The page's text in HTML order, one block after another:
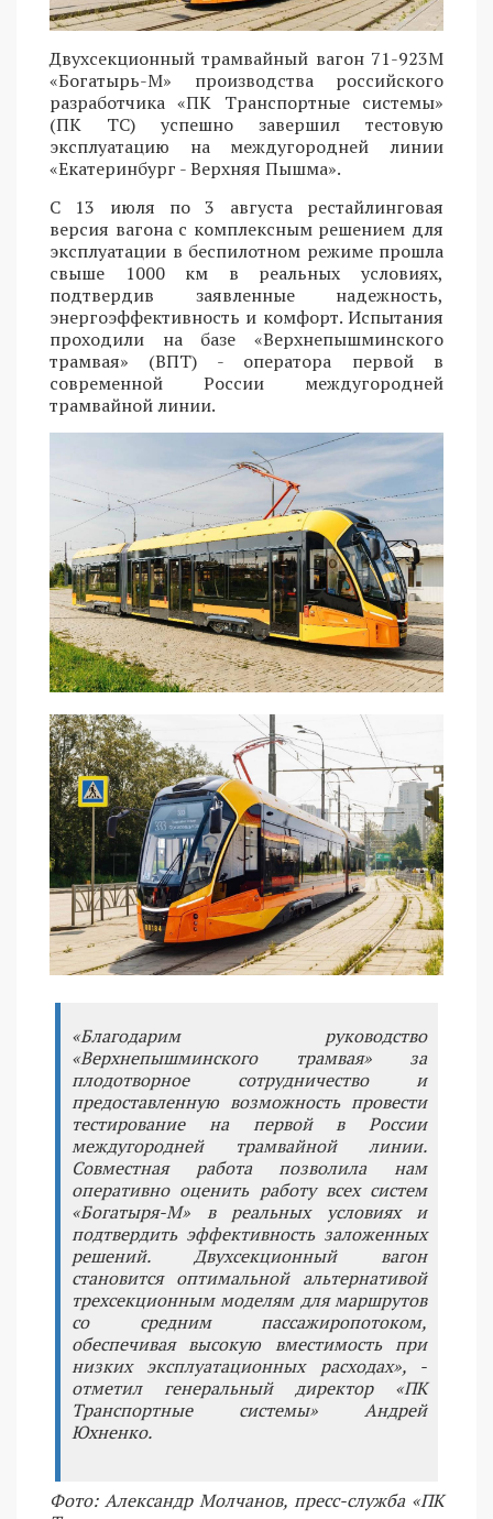
Двухсекционный трамвайный вагон 71-923М
«Богатырь-М» производства российского
разработчика «ПК Транспортные системы»
(ПК ТС) успешно завершил тестовую
эксплуатацию на междугородней линии
«Екатеринбург - Верхняя Пышма».
С 13 июля по 3 августа рестайлинговая
версия вагона с комплексным решением для
эксплуатации в беспилотном режиме прошла
свыше 1000 км в реальных условиях,
подтвердив заявленные надежность,
энергоэффективность и комфорт. Испытания
проходили на базе «Верхнепышминского
трамвая» (ВПТ) - оператора первой в
современной России междугородней
трамвайной линии.
«Благодарим руководство
«Верхнепышминского трамвая» за
плодотворное сотрудничество и
предоставленную возможность провести
тестирование на первой в России
междугородней трамвайной линии.
Совместная работа позволила нам
оперативно оценить работу всех систем
«Богатыря-М» в реальных условиях и
подтвердить эффективность заложенных
решений. Двухсекционный вагон
становится оптимальной альтернативой
трехсекционным моделям для маршрутов
со средним пассажиропотоком,
обеспечивая высокую вместимость при
низких эксплуатационных расходах», -
отметил генеральный директор «ПК
Транспортные системы» Андрей
Юхненко.
Фото: Александр Молчанов, пресс-служба «ПК